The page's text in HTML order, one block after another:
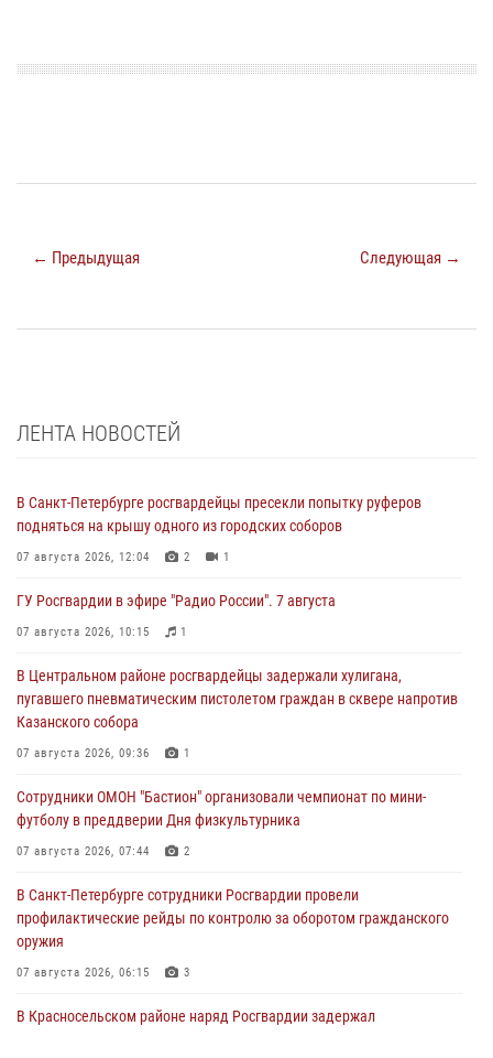
← Предыдущая Следующая →
ЛЕНТА НОВОСТЕЙ
В Санкт-Петербурге росгвардейцы пресекли попытку руферов
подняться на крышу одного из городских соборов
07 августа 2026, 12:04 2 1
ГУ Росгвардии в эфире "Радио России". 7 августа
07 августа 2026, 10:15 1
В Центральном районе росгвардейцы задержали хулигана,
пугавшего пневматическим пистолетом граждан в сквере напротив
Казанского собора
07 августа 2026, 09:36 1
Сотрудники ОМОН "Бастион" организовали чемпионат по мини-
футболу в преддверии Дня физкультурника
07 августа 2026, 07:44 2
В Санкт-Петербурге сотрудники Росгвардии провели
профилактические рейды по контролю за оборотом гражданского
оружия
07 августа 2026, 06:15 3
В Красносельском районе наряд Росгвардии задержал